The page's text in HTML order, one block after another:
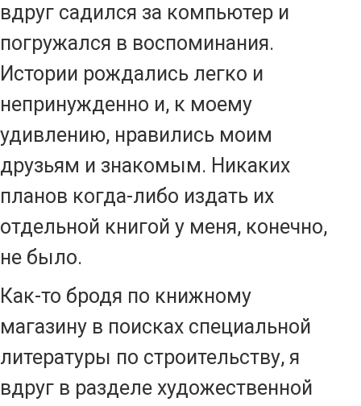
вдруг садился за компьютер и
погружался в воспоминания.
Истории рождались легко и
непринужденно и, к моему
удивлению, нравились моим
друзьям и знакомым. Никаких
планов когда-либо издать их
отдельной книгой у меня, конечно,
не было.
Как-то бродя по книжному
магазину в поисках специальной
литературы по строительству, я
вдруг в разделе художественной